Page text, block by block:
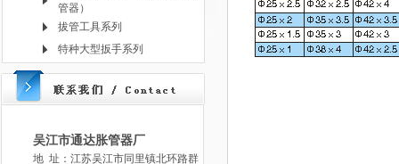
管器）
拔管工具系列
特种大型扳手系列
吴江市通达胀管器厂
地 址：江苏吴江市同里镇北环路群